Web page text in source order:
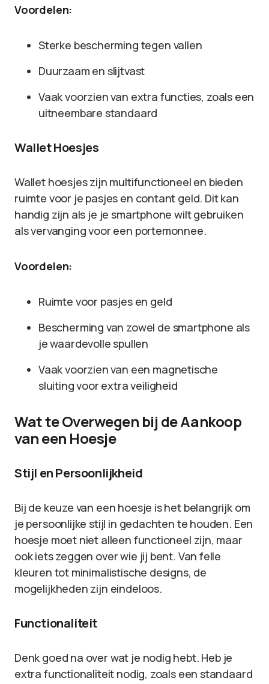
Voordelen:
Sterke bescherming tegen vallen
Duurzaam en slijtvast
Vaak voorzien van extra functies, zoals een
uitneembare standaard
Wallet Hoesjes
Wallet hoesjes zijn multifunctioneel en bieden
ruimte voor je pasjes en contant geld. Dit kan
handig zijn als je je smartphone wilt gebruiken
als vervanging voor een portemonnee.
Voordelen:
Ruimte voor pasjes en geld
Bescherming van zowel de smartphone als
je waardevolle spullen
Vaak voorzien van een magnetische
sluiting voor extra veiligheid
Wat te Overwegen bij de Aankoop
van een Hoesje
Stijl en Persoonlijkheid
Bij de keuze van een hoesje is het belangrijk om
je persoonlijke stijl in gedachten te houden. Een
hoesje moet niet alleen functioneel zijn, maar
ook iets zeggen over wie jij bent. Van felle
kleuren tot minimalistische designs, de
mogelijkheden zijn eindeloos.
Functionaliteit
Denk goed na over wat je nodig hebt. Heb je
extra functionaliteit nodig, zoals een standaard